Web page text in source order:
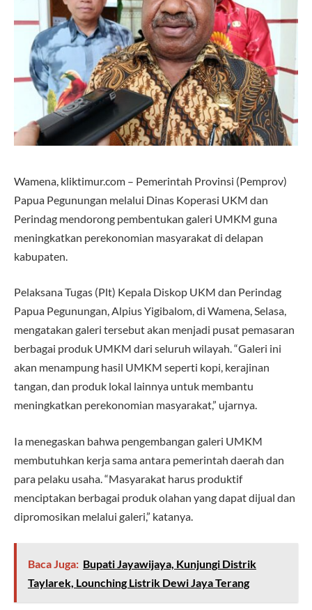
Wamena, kliktimur.com – Pemerintah Provinsi (Pemprov)
Papua Pegunungan melalui Dinas Koperasi UKM dan
Perindag mendorong pembentukan galeri UMKM guna
meningkatkan perekonomian masyarakat di delapan
kabupaten.
Pelaksana Tugas (Plt) Kepala Diskop UKM dan Perindag
Papua Pegunungan, Alpius Yigibalom, di Wamena, Selasa,
mengatakan galeri tersebut akan menjadi pusat pemasaran
berbagai produk UMKM dari seluruh wilayah. “Galeri ini
akan menampung hasil UMKM seperti kopi, kerajinan
tangan, dan produk lokal lainnya untuk membantu
meningkatkan perekonomian masyarakat,” ujarnya.
Ia menegaskan bahwa pengembangan galeri UMKM
membutuhkan kerja sama antara pemerintah daerah dan
para pelaku usaha. “Masyarakat harus produktif
menciptakan berbagai produk olahan yang dapat dijual dan
dipromosikan melalui galeri,” katanya.
Baca Juga: Bupati Jayawijaya, Kunjungi Distrik
Taylarek, Lounching Listrik Dewi Jaya Terang